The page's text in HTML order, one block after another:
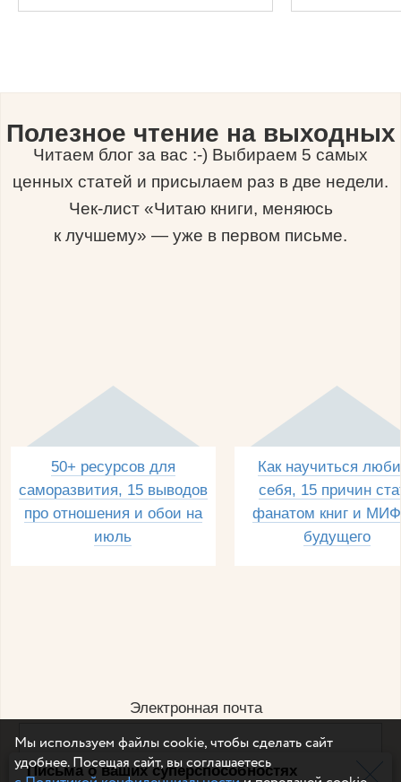
Письма о ваших суперспособностях
Полезное чтение на выходных
Читаем блог за вас :-) Выбираем 5 самых
ценных статей и присылаем раз в две недели.
Чек-лист «Читаю книги, меняюсь
к лучшему» — уже в первом письме.
50+ ресурсов для
саморазвития, 15 выводов
про отношения и обои на
июль
Как научиться
себя, 15 причин
фанатом книг и
будущего
Электронная почта
Например, dulsineya@gmail.com
Мы используем файлы cookie, чтобы сделать сайт
удобнее. Посещая сайт, вы соглашаетесь